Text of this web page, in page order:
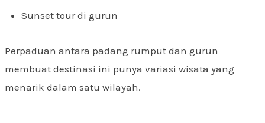
Sunset tour di gurun
Perpaduan antara padang rumput dan gurun
membuat destinasi ini punya variasi wisata yang
menarik dalam satu wilayah.